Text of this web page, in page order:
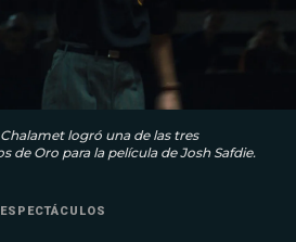
logró una de las tres
de Oro para la película de Josh Safdie.
ESPECTÁCULOS